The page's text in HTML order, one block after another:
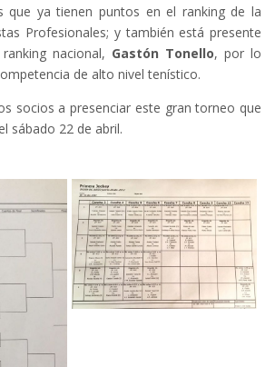
que ya tienen puntos en el ranking de la
Profesionales; y también está presente
nacional, Gastón Tonello, por lo
de alto nivel tenístico.
socios a presenciar este gran torneo que
sábado 22 de abril.